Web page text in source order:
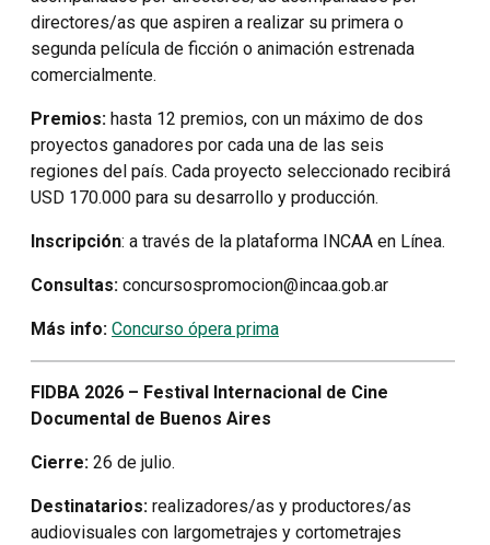
directores/as que aspiren a realizar su primera o
segunda película de ficción o animación estrenada
comercialmente.
Premios: hasta 12 premios, con un máximo de dos
proyectos ganadores por cada una de las seis
regiones del país. Cada proyecto seleccionado recibirá
USD 170.000 para su desarrollo y producción.
Inscripción: a través de la plataforma INCAA en Línea.
Consultas: concursospromocion@incaa.gob.ar
Más info: Concurso ópera prima
FIDBA 2026 – Festival Internacional de Cine
Documental de Buenos Aires
Cierre: 26 de julio.
Destinatarios: realizadores/as y productores/as
audiovisuales con largometrajes y cortometrajes